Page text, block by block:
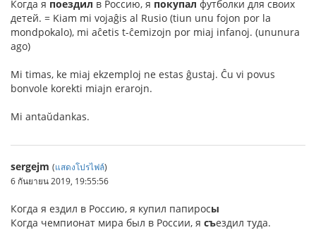
Когда я поездил в Россию, я покупал футболки для своих
детей. = Kiam mi vojaĝis al Rusio (tiun unu fojon por la
mondpokalo), mi aĉetis t-ĉemizojn por miaj infanoj. (ununura
ago)
Mi timas, ke miaj ekzemploj ne estas ĝustaj. Ĉu vi povus
bonvole korekti miajn erarojn.
Mi antaŭdankas.
sergejm (แสดงโปรไฟล์)
6 กันยายน 2019, 19:55:56
Когда я ездил в Россию, я купил папиросы
Когда чемпионат мира был в России, я съездил туда.